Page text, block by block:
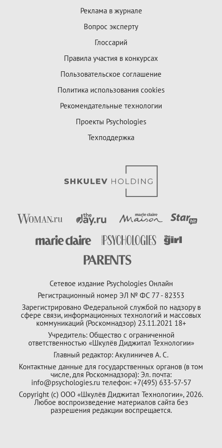
Реклама в журнале
Вопрос эксперту
Глоссарий
Правила участия в конкурсах
Пользовательское соглашение
Политика использования cookies
Рекомендательные технологии
Проекты Psychologies
Техподдержка
Сетевое издание Psychologies Онлайн
Регистрационный номер ЭЛ № ФС 77 - 82353
Зарегистрировано Федеральной службой по надзору в
сфере связи, информационных технологий и массовых
коммуникаций (Роскомнадзор) 23.11.2021 18+
Учредитель: Общество с ограниченной
ответственностью «Шкулёв Диджитал Технологии»
Главный редактор: Акулиничев А. С.
Контактные данные для государственных органов (в том
числе, для Роскомнадзора): Эл. почта:
info@psychologies.ru телефон: +7(495) 633-57-57
Copyright (с) ООО «Шкулёв Диджитал Технологии», 2026.
Любое воспроизведение материалов сайта без
разрешения редакции воспрещается.